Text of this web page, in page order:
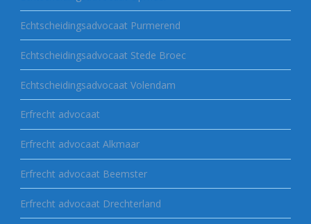
Echtscheidingsadvocaat Purmerend
Echtscheidingsadvocaat Stede Broec
Echtscheidingsadvocaat Volendam
Erfrecht advocaat
Erfrecht advocaat Alkmaar
Erfrecht advocaat Beemster
Erfrecht advocaat Drechterland